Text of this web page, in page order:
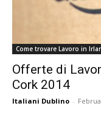
Come trovare Lavoro in
Offerte di
Cork 2014
Italiani Dublino -